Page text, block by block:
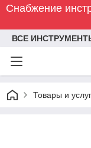
Снабжение
ВСЕ
Товары и